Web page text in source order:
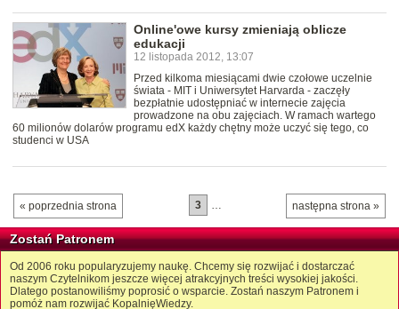
Online'owe kursy zmieniają oblicze
edukacji
12 listopada 2012, 13:07
Przed kilkoma miesiącami dwie czołowe uczelnie
świata - MIT i Uniwersytet Harvarda - zaczęły
bezpłatnie udostępniać w internecie zajęcia
prowadzone na obu zajęciach. W ramach wartego
60 milionów dolarów programu edX każdy chętny może uczyć się tego, co
studenci w USA
« poprzednia strona następna strona »
3 …
Zostań Patronem
Od 2006 roku popularyzujemy naukę. Chcemy się rozwijać i dostarczać
naszym Czytelnikom jeszcze więcej atrakcyjnych treści wysokiej jakości.
Dlatego postanowiliśmy poprosić o wsparcie. Zostań naszym Patronem i
pomóż nam rozwijać KopalnięWiedzy.